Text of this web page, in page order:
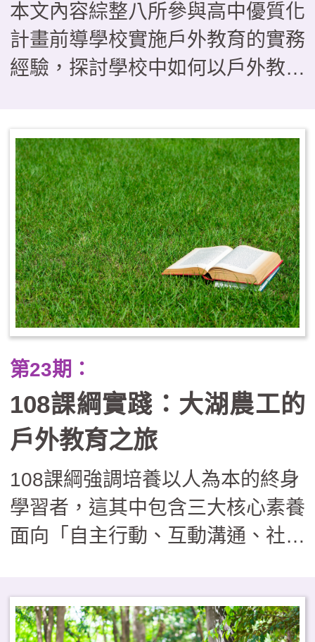
本文內容綜整八所參與高中優質化
計畫前導學校實施戶外教育的實務
經驗，探討學校中如何以戶外教育
「校外教學」轉型為具備學習與評
量的「課程教學」型態。研究歸納
出三種課程模組，分別是帶狀式、
融入式及活動式，供學校依現況運
用參考，其中也指出戶外教育若要
順利實施，須有行政後盾、教師社
群、資源整合及家長支持等四大推
課程複雜須安排、經費繁瑣須核
銷、安全管理具風險等實務操作的
挑戰，因此如欲實施戶外教育學
校，可視學校現況採循序漸進的發
展路徑，由單次活動漸漸邁向校本
特色課程，逐步建構出完善的支持
系統，邁向具深度內涵的課程型
未來的能力。
第23期：
108課綱實踐：大湖農工的
戶外教育之旅
108課綱強調培養以人為本的終身
學習者，這其中包含三大核心素養
面向「自主行動、互動溝通、社會
一種學習方式，也是體現108課綱
精神的最佳教學實踐方式。大湖農